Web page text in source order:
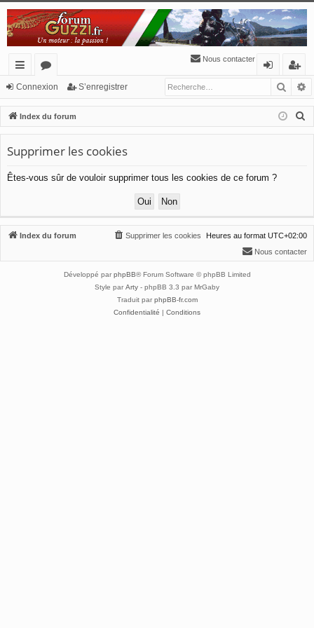
cc
ès
ra
pi
de
or
u
m
s
Nous contacter
n
ne
o
’e
nr
eg
Connexion S’enregistrer
Index du forum
h
e
Supprimer les cookies
Êtes-vous sûr de vouloir supprimer tous les cookies de ce forum ?
Index du forum Heures au format UTC+02:00
Supprimer les cookies
Nous contacter
Développé par phpBB® Forum Software © phpBB Limited
Style par Arty - phpBB 3.3 par MrGaby
Traduit par phpBB-fr.com
Confidentialité
Conditions